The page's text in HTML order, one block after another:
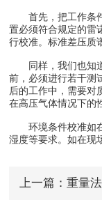
首先，把工作条件
置必须符合规定的雷
行校准。标准差压质
同样，我们也知道
前，必须进行若干测
后的工作中，需要对
在高压气体情况下的
环境条件校准如在
湿度等要求。如在现
上一篇： 重量法